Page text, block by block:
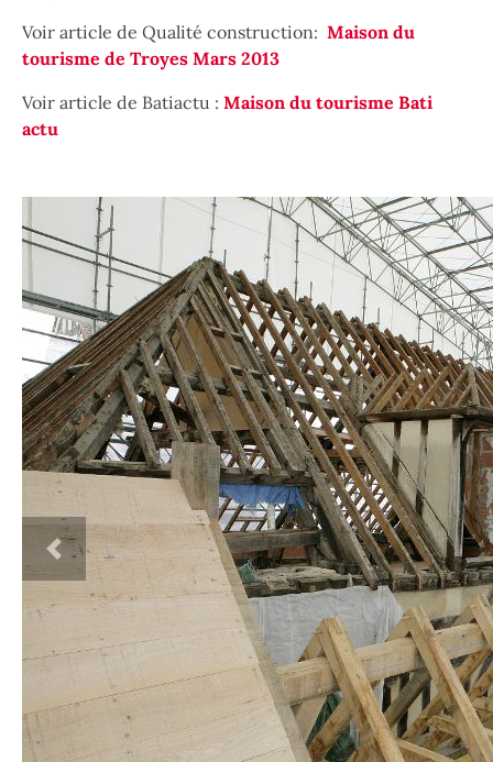
Voir article de Qualité construction: Maison du
tourisme de Troyes Mars 2013
Voir article de Batiactu : Maison du tourisme Bati
actu
Previous